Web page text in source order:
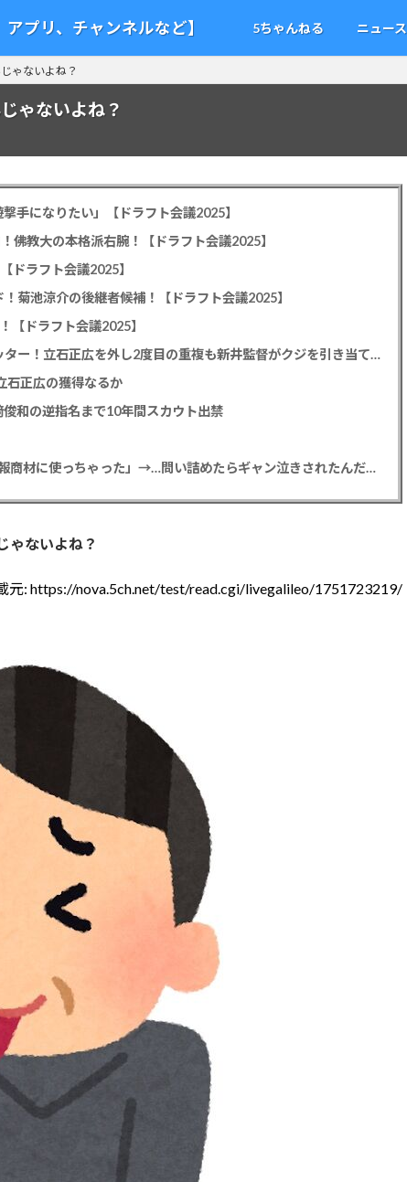
プリ、チャンネルなど】 5ちゃんねる ニュース
ゃないよね？
ゃないよね？
手になりたい」【ドラフト会議2025】
佛教大の本格派右腕！【ドラフト会議2025】
ドラフト会議2025】
菊池涼介の後継者候補！【ドラフト会議2025】
【ドラフト会議2025】
カープドラ1平川蓮！187cmのスイッチヒッター！立石正広を外し2度目の重複も新井監督がクジを引き当てる！【ドラフト会議2025】
石正広の獲得なるか
和の逆指名まで10年間スカウト出禁
【悲報】彼女「ごめん！俺くんの貯金、情報商材に使っちゃった」→…問い詰めたらギャン泣きされたんだが俺が悪いのか？
ゃないよね？
元:https://nova.5ch.net/test/read.cgi/livegalileo/1751723219/